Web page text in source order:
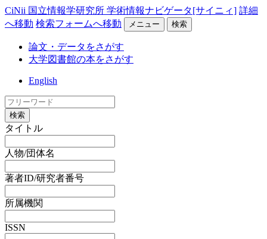
CiNii 国立情報学研究所 学術情報ナビゲータ[サイニィ] 詳細
へ移動 検索フォームへ移動 メニュー 検索
論文・データをさがす
大学図書館の本をさがす
English
検索
タイトル
人物/団体名
著者ID/研究者番号
所属機関
ISSN